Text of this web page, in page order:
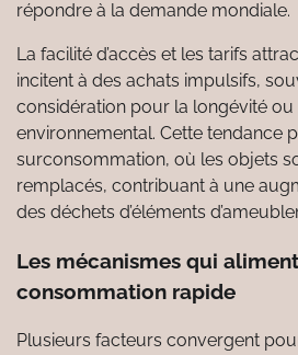
répondre à la demande mondiale.
La facilité d’accès et les tarifs
incitent à des achats impulsifs,
considération pour la longévité ou
environnemental. Cette tendance
surconsommation, où les objets
remplacés, contribuant à une
des déchets d’éléments
Les mécanismes qui
consommation rapide
Plusieurs facteurs convergent